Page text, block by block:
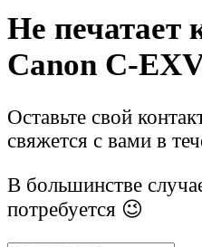
Не печатает
Canon C-
Оставьте свой
свяжется с вами в
В большинстве
потребуется 😉